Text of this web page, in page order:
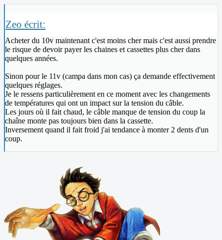
Zeo écrit:
Acheter du 10v maintenant c'est moins cher mais c'est aussi prendre
le risque de devoir payer les chaines et cassettes plus cher dans
quelques années.
Sinon pour le 11v (campa dans mon cas) ça demande effectivement
quelques réglages.
Je le ressens particulièrement en ce moment avec les changements
de températures qui ont un impact sur la tension du câble.
Les jours où il fait chaud, le câble manque de tension du coup la
chaîne monte pas toujours bien dans la cassette.
Inversement quand il fait froid j'ai tendance à monter 2 dents d'un
coup.